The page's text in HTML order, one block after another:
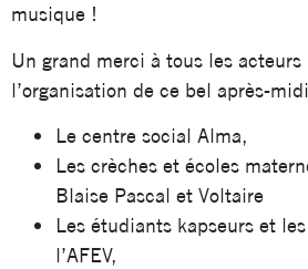
musique !
Un grand merci à tous les
l’organisation de ce bel après-
Le centre social Alma,
Les crèches et écoles
Blaise Pascal et Voltaire
Les étudiants kapseurs et
l’AFEV,